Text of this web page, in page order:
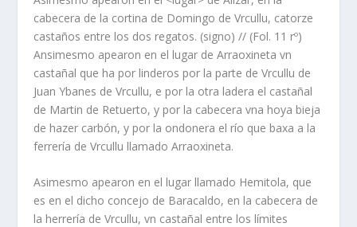
cabecera de la cortina de Domingo de Vrcullu, catorze
castaños entre los dos regatos. (signo) // (Fol. 11 rº)
Ansimesmo apearon en el lugar de Arraoxineta vn
castañal que ha por linderos por la parte de Vrcullu de
Juan Ybanes de Vrcullu, e por la otra ladera el castañal
de Martin de Retuerto, y por la cabecera vna hoya bieja
de hazer carbón, y por la ondonera el río que baxa a la
ferrería de Vrcullu llamado Arraoxineta.
Asimesmo apearon en el lugar llamado Hemitola, que
es en el dicho concejo de Baracaldo, en la cabecera de
la herrería de Vrcullu, vn castañal entre los límites